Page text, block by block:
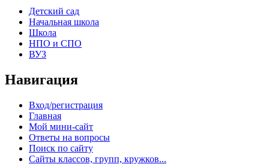
Детский сад
Начальная школа
Школа
НПО и СПО
ВУЗ
Навигация
Вход/регистрация
Главная
Мой мини-сайт
Ответы на вопросы
Поиск по сайту
Сайты классов, групп, кружков...